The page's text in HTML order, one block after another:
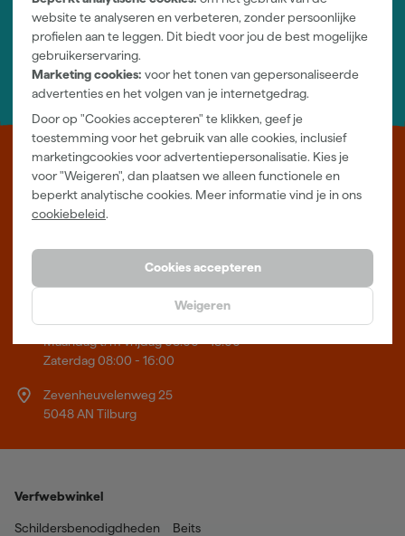
website te analyseren en verbeteren, zonder persoonlijke
profielen aan te leggen. Dit biedt voor jou de best mogelijke
gebruikerservaring.
Marketing cookies: voor het tonen van gepersonaliseerde
advertenties en het volgen van je internetgedrag.
Door op "Cookies accepteren" te klikken, geef je
toestemming voor het gebruik van alle cookies, inclusief
marketingcookies voor advertentiepersonalisatie. Kies je
voor "Weigeren", dan plaatsen we alleen functionele en
beperkt analytische cookies. Meer informatie vind je in ons
cookiebeleid.
Cookies accepteren
Weigeren
Log-in en beheer je bestellingen en gegevens
Nieuwsbrief
Inschrijven wekelijkse nieuwsbrief
Wij helpen je graag
Neem contact op met één van onze specialisten.
Leer Verfwebwinkel beter kennen
Verf kopen doe je bij Verfwebwinkel.nl, dé online verfwinkel van
Nederland. Voordelige verf van topkwaliteit en gratis deskundig
Showroom in Tilburg
Openingstijden
Maandag t/m vrijdag 08:00 - 18:00
Zaterdag 08:00 - 16:00
Zevenheuvelenweg 25
5048 AN Tilburg
Verfwebwinkel
Schildersbenodigdheden Beits